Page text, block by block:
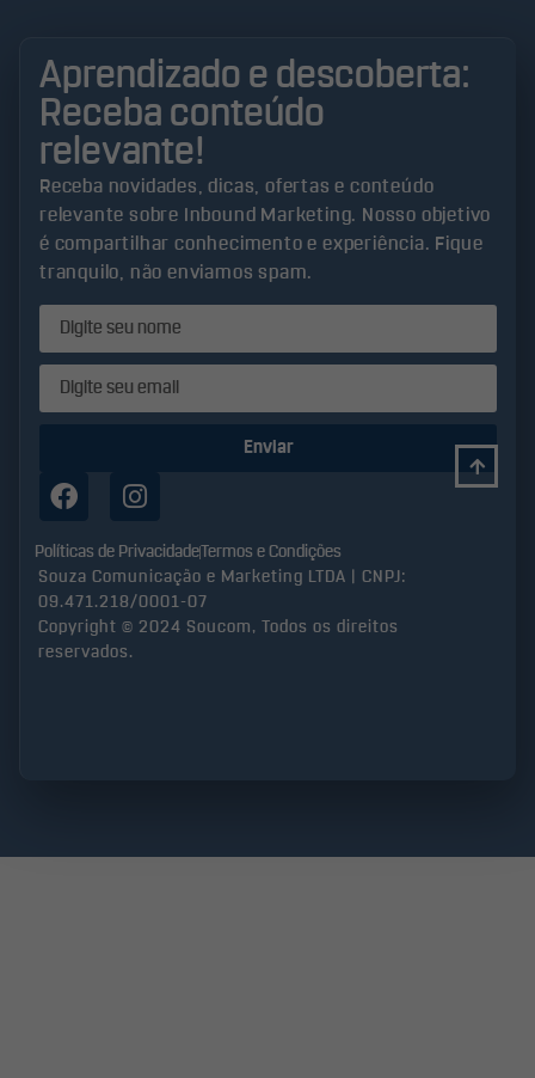
Aprendizado e descoberta:
Receba conteúdo
relevante!
Receba novidades, dicas, ofertas e conteúdo
relevante sobre Inbound Marketing. Nosso objetivo
é compartilhar conhecimento e experiência. Fique
tranquilo, não enviamos spam.
Enviar
Políticas de Privacidade Termos e Condições
Souza Comunicação e Marketing LTDA | CNPJ:
09.471.218/0001-07
Copyright © 2024 Soucom, Todos os direitos
reservados.